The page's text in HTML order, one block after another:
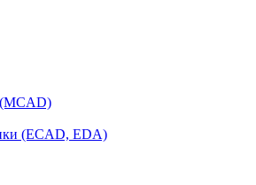
(MCAD)
(ECAD, EDA)